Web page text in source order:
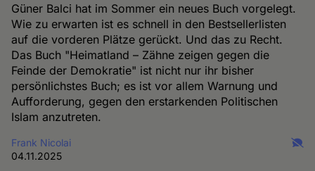
Güner Balci hat im Sommer ein neues Buch vorgelegt.
Wie zu erwarten ist es schnell in den Bestsellerlisten
auf die vorderen Plätze gerückt. Und das zu Recht.
Das Buch "Heimatland – Zähne zeigen gegen die
Feinde der Demokratie" ist nicht nur ihr bisher
persönlichstes Buch; es ist vor allem Warnung und
Aufforderung, gegen den erstarkenden Politischen
Islam anzutreten.
Frank Nicolai
04.11.2025